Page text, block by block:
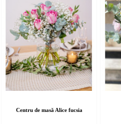
Centru de masă Alice fucsia